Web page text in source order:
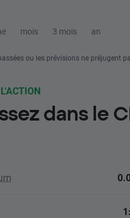
mois 3 mois an
ou les prévisions ne préjugent
dans le